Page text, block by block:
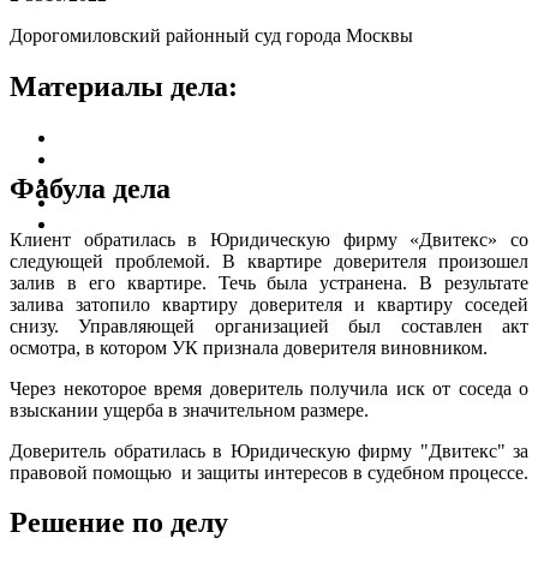
Дорогомиловский районный суд города Москвы
Материалы дела:
Фабула дела
Клиент обратилась в Юридическую фирму «Двитекс» со
следующей проблемой. В квартире доверителя произошел
залив в его квартире. Течь была устранена. В результате
залива затопило квартиру доверителя и квартиру соседей
снизу. Управляющей организацией был составлен акт
осмотра, в котором УК признала доверителя виновником.
Через некоторое время доверитель получила иск от соседа о
взыскании ущерба в значительном размере.
Доверитель обратилась в Юридическую фирму "Двитекс" за
правовой помощью и защиты интересов в судебном процессе.
Решение по делу